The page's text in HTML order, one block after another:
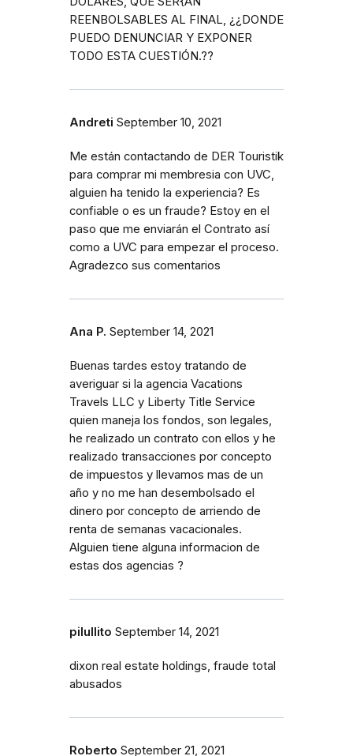
REENBOLSABLES AL FINAL, ¿¿DONDE
PUEDO DENUNCIAR Y EXPONER
TODO ESTA CUESTIÓN.??
Andreti September 10, 2021
Me están contactando de DER Touristik
para comprar mi membresia con UVC,
alguien ha tenido la experiencia? Es
confiable o es un fraude? Estoy en el
paso que me enviarán el Contrato así
como a UVC para empezar el proceso.
Agradezco sus comentarios
Ana P. September 14, 2021
Buenas tardes estoy tratando de
averiguar si la agencia Vacations
Travels LLC y Liberty Title Service
quien maneja los fondos, son legales,
he realizado un contrato con ellos y he
realizado transacciones por concepto
de impuestos y llevamos mas de un
año y no me han desembolsado el
dinero por concepto de arriendo de
renta de semanas vacacionales.
Alguien tiene alguna informacion de
estas dos agencias ?
pilullito September 14, 2021
dixon real estate holdings, fraude total
abusados
Roberto September 21, 2021